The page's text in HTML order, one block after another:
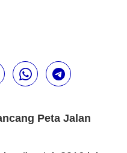
Peta Jalan